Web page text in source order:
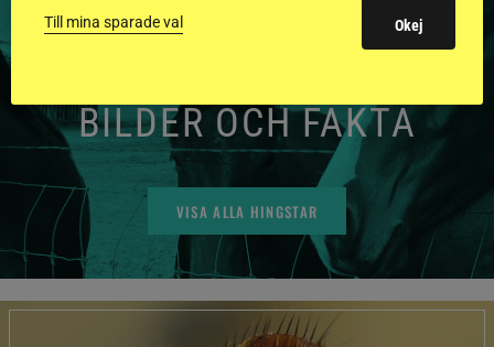
GODKÄNDA HINGSTAR I
BILDER OCH FAKTA
VISA ALLA HINGSTAR
Till mina sparade val Okej